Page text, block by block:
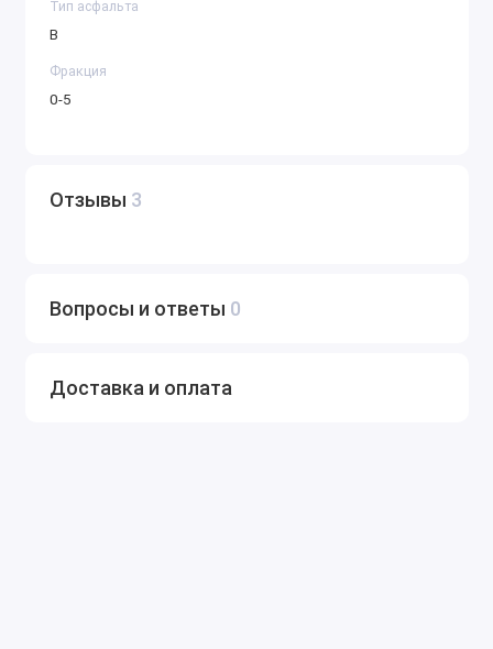
Тип асфальта
В
Фракция
0-5
Отзывы 3
Вопросы и ответы 0
Доставка и оплата